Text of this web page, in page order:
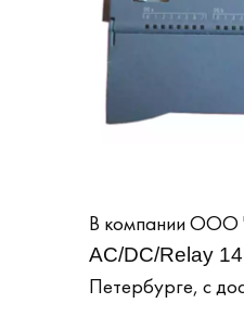
В компании
AC/DC/Relay
Петербурге, с